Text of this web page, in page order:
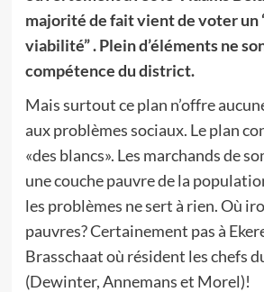
majorité de fait vient de voter un
viabilité” . Plein d’éléments ne
compétence du district.
Mais surtout ce plan n’offre
aux problèmes sociaux. Le plan
«des blancs». Les marchands de
une couche pauvre de la
les problèmes ne sert à rien. Où
pauvres? Certainement pas à
Brasschaat où résident les chefs
(Dewinter, Annemans et Morel)!